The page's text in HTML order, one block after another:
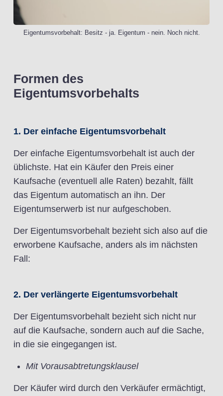
Eigentumsvorbehalt: Besitz - ja. Eigentum - nein. Noch nicht.
Formen des
Eigentumsvorbehalts
1. Der einfache Eigentumsvorbehalt
Der einfache Eigentumsvorbehalt ist auch der
üblichste. Hat ein Käufer den Preis einer
Kaufsache (eventuell alle Raten) bezahlt, fällt
das Eigentum automatisch an ihn. Der
Eigentumserwerb ist nur aufgeschoben.
Der Eigentumsvorbehalt bezieht sich also auf die
erworbene Kaufsache, anders als im nächsten
Fall:
2. Der verlängerte Eigentumsvorbehalt
Der Eigentumsvorbehalt bezieht sich nicht nur
auf die Kaufsache, sondern auch auf die Sache,
in die sie eingegangen ist.
Mit Vorausabtretungsklausel
Der Käufer wird durch den Verkäufer ermächtigt,